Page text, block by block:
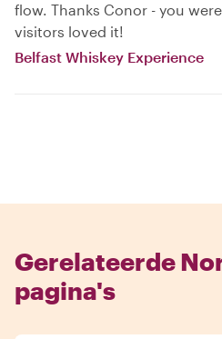
flow. Thanks Conor - you
visitors loved it!
Belfast Whiskey Experience
Gerelateerde
pagina's